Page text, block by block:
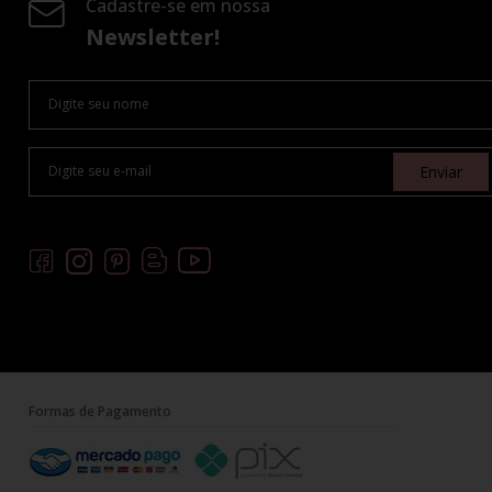
Cadastre-se em nossa
Newsletter!
Enviar
Formas de Pagamento